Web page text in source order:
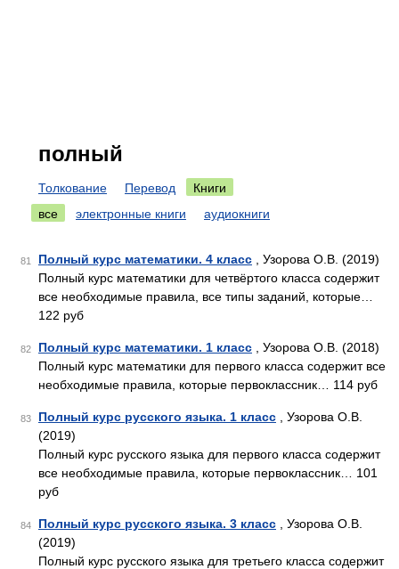
полный
Толкование Перевод
Книги
все
электронные книги аудиокниги
81 Полный курс математики. 4 класс , Узорова О.В. (2019)
Полный курс математики для четвёртого класса содержит
все необходимые правила, все типы заданий, которые…
122 руб
82 Полный курс математики. 1 класс , Узорова О.В. (2018)
Полный курс математики для первого класса содержит все
необходимые правила, которые первоклассник… 114 руб
83 Полный курс русского языка. 1 класс , Узорова О.В.
(2019)
Полный курс русского языка для первого класса содержит
все необходимые правила, которые первоклассник… 101
руб
84 Полный курс русского языка. 3 класс , Узорова О.В.
(2019)
Полный курс русского языка для третьего класса содержит